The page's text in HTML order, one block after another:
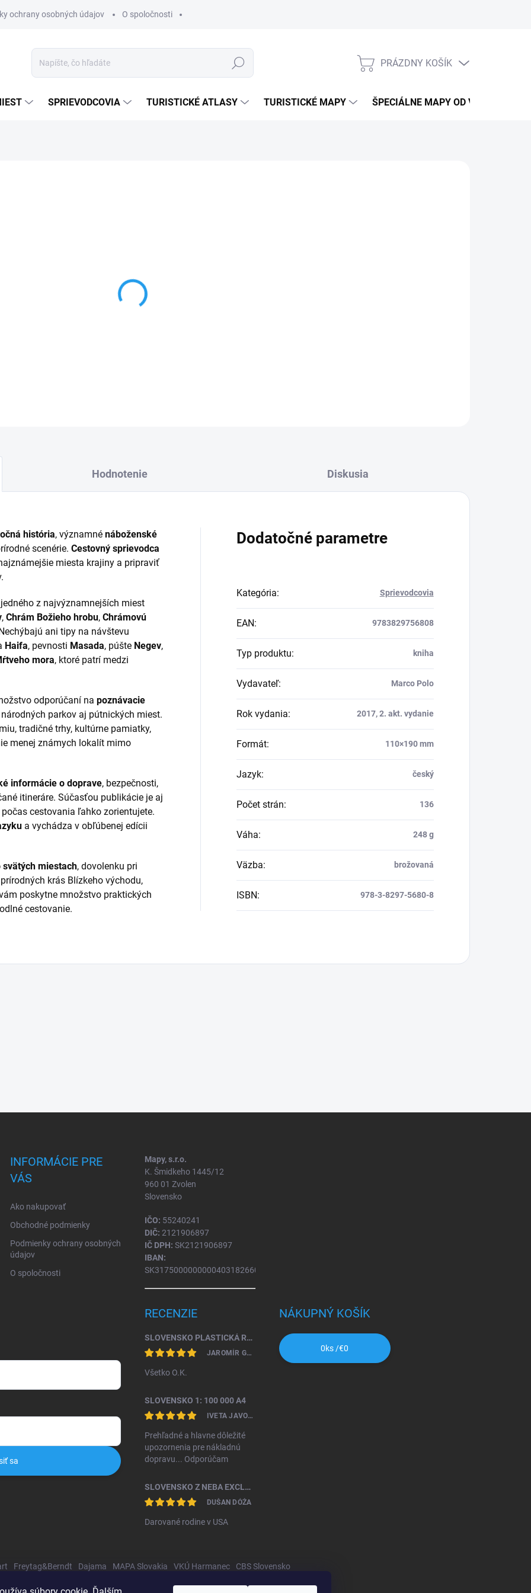
ochrany osobných údajov O spoločnosti
Hľadať
NÁKUPNÝ
PRÁZDNY KOŠÍK
SPRIEVODCOVIA TURISTICKÉ ATLASY TURISTICKÉ MAPY ŠPECIÁLNE MAPY OD VKÚ
Hodnotenie Diskusia
história, významné náboženské
scenérie. Cestovný sprievodca
miesta krajiny a pripraviť
jedného z najvýznamnejších miest
, Chrám Božieho hrobu, Chrámovú
ani tipy na návštevu
Haifa, pevnosti Masada, púšte Negev,
mora, ktoré patrí medzi
odporúčaní na poznávacie
parkov aj pútnických miest.
tradičné trhy, kultúrne pamiatky,
menej známych lokalít mimo
informácie o doprave, bezpečnosti,
itineráre. Súčasťou publikácie je aj
cestovania ľahko zorientujete.
a vychádza v obľúbenej edícii
svätých miestach, dovolenku pri
krás Blízkeho východu,
poskytne množstvo praktických
cestovanie.
Dodatočné parametre
Kategória: Sprievodcovia
EAN: 9783829756808
Typ produktu: kniha
Vydavateľ: Marco Polo
Rok vydania: 2017, 2. akt. vydanie
Formát: 110×190 mm
Jazyk: český
Počet strán: 136
Váha: 248 g
Väzba: brožovaná
ISBN: 978-3-8297-5680-8
INFORMÁCIE PRE
VÁS
Ako nakupovať
Obchodné podmienky
Podmienky ochrany osobných
údajov
O spoločnosti
Mapy, s.r.o.
K. Šmidkeho 1445/12
960 01 Zvolen
Slovensko
IČO: 55240241
DIČ: 2121906897
IČ DPH: SK2121906897
IBAN:
SK31750000000004031826604
sa
RECENZIE
SLOVENSKO PLASTICKÁ RELIÉFNA MAPA 1: 450 000
JAROMÍR GAŽO
Všetko O.K.
SLOVENSKO 1: 100 000 A4
IVETA JAVORKOVÁ KAMHALOVÁ
Prehľadné a hlavne dôležité
upozornenia pre nákladnú
dopravu... Odporúčam
SLOVENSKO Z NEBA EXCLUSIVE II. VYDANIE
DUŠAN DÓŽA
Darované rodine v USA
NÁKUPNÝ KOŠÍK
0ks /€0
Freytag&Berndt Dajama MAPA Slovakia VKÚ Harmanec CBS Slovensko